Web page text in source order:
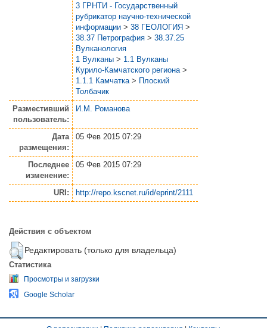
3 ГРНТИ - Государственный
рубрикатор научно-технической
информации > 38 ГЕОЛОГИЯ >
38.37 Петрография > 38.37.25
Вулканология
1 Вулканы > 1.1 Вулканы
Курило-Камчатского региона >
1.1.1 Камчатка > Плоский
Толбачик
Разместивший
пользователь:
И.М. Романова
Дата
размещения:
05 Фев 2015 07:29
Последнее
изменение:
05 Фев 2015 07:29
URI: http://repo.kscnet.ru/id/eprint/2111
Действия с объектом
Редактировать (только для владельца)
Статистика
Просмотры и загрузки
Google Scholar